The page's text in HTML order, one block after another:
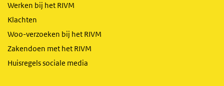
Werken bij het RIVM
Klachten
Woo-verzoeken bij het RIVM
Zakendoen met het RIVM
Huisregels sociale media